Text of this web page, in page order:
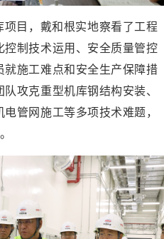
目，戴和根实地察看了工程
制技术运用、安全质量管控
施工难点和安全生产保障措
攻克重型机库钢结构安装、
管网施工等多项技术难题，